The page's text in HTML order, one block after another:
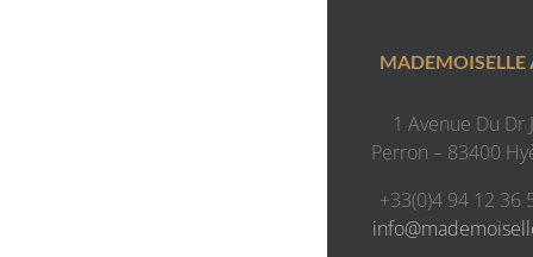
MADEMOISELLE
1 Avenue Du Dr
Perron – 83400
+33(0)4 94 12 36